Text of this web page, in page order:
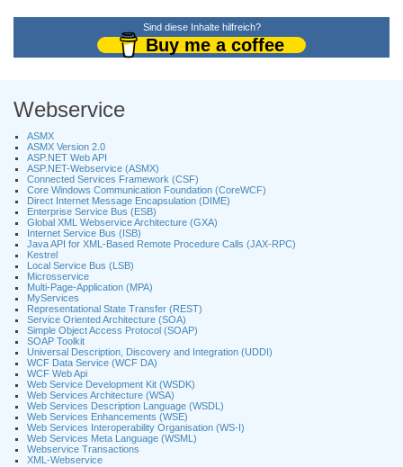
Sind diese Inhalte hilfreich?
Buy me a coffee
Webservice
ASMX
ASMX Version 2.0
ASP.NET Web API
ASP.NET-Webservice (ASMX)
Connected Services Framework (CSF)
Core Windows Communication Foundation (CoreWCF)
Direct Internet Message Encapsulation (DIME)
Enterprise Service Bus (ESB)
Global XML Webservice Architecture (GXA)
Internet Service Bus (ISB)
Java API for XML-Based Remote Procedure Calls (JAX-RPC)
Kestrel
Local Service Bus (LSB)
Microsservice
Multi-Page-Application (MPA)
MyServices
Representational State Transfer (REST)
Service Oriented Architecture (SOA)
Simple Object Access Protocol (SOAP)
SOAP Toolkit
Universal Description, Discovery and Integration (UDDI)
WCF Data Service (WCF DA)
WCF Web Api
Web Service Development Kit (WSDK)
Web Services Architecture (WSA)
Web Services Description Language (WSDL)
Web Services Enhancements (WSE)
Web Services Interoperability Organisation (WS-I)
Web Services Meta Language (WSML)
Webservice Transactions
XML-Webservice